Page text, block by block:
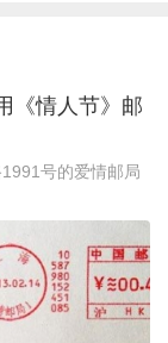
《情人节》邮
号的爱情邮局